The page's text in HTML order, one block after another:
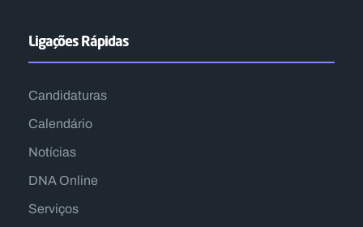
Ligações Rápidas
Candidaturas
Calendário
Notícias
DNA Online
Serviços